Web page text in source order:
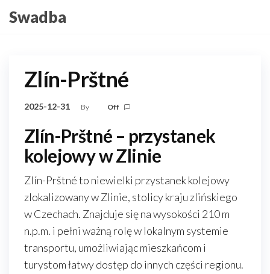
toSwadba
Zlín-Prštné
2025-12-31 By Off
Zlín-Prštné – przystanek
kolejowy w Zlinie
Zlín-Prštné to niewielki przystanek kolejowy
zlokalizowany w Zlinie, stolicy kraju zlińskiego
w Czechach. Znajduje się na wysokości 210 m
n.p.m. i pełni ważną rolę w lokalnym systemie
transportu, umożliwiając mieszkańcom i
turystom łatwy dostęp do innych części regionu.